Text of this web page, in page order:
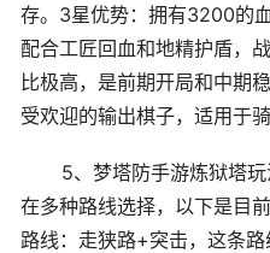
存。3星优势：拥有3200的
配合工匠回血和地精护盾，
比极高，是前期开局和中期
受欢迎的输出棋子，适用于
5、梦塔防手游炼狱塔
在多种路线选择，以下是目
路线：走狭路+突击，这条